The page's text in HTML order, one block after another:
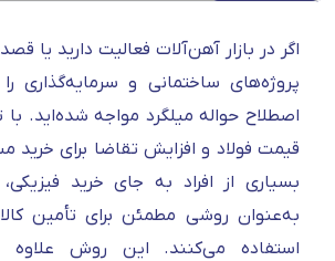
اگر در بازار آهن‌آلات فعالیت دارید یا
پروژه‌های ساختمانی و سرمایه‌گذاری را
اصطلاح حواله میلگرد مواجه شده‌اید.
قیمت فولاد و افزایش تقاضا برای خرید
بسیاری از افراد به جای خرید فیزیکی،
به‌عنوان روشی مطمئن برای تأمین
استفاده می‌کنند. این روش